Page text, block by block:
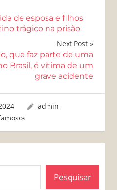
de esposa e filhos
trágico na prisão
Next Post
que faz parte de uma
Brasil, é vítima de um
grave acidente
admin-
Pesquisar